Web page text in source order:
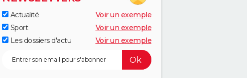
Actualité
Voir un exemple
Sport
Voir un exemple
Les dossiers d'actu
Voir un exemple